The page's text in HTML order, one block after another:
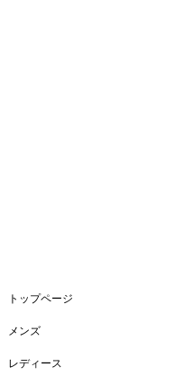
トップページ
メンズ
レディース